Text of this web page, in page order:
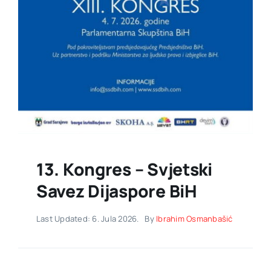
13. Kongres – Svjetski
Savez Dijaspore BiH
Last Updated: 6. Jula 2026. By Ibrahim Osmanbašić